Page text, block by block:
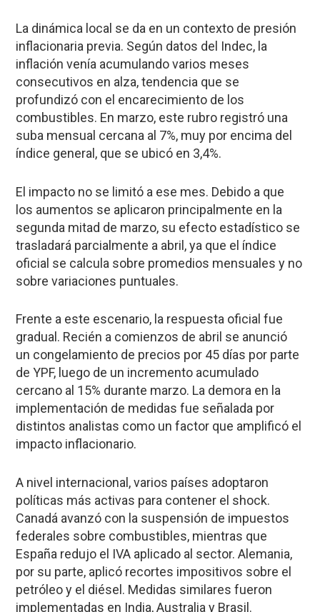
La dinámica local se da en un contexto de presión
inflacionaria previa. Según datos del Indec, la
inflación venía acumulando varios meses
consecutivos en alza, tendencia que se
profundizó con el encarecimiento de los
combustibles. En marzo, este rubro registró una
suba mensual cercana al 7%, muy por encima del
índice general, que se ubicó en 3,4%.
El impacto no se limitó a ese mes. Debido a que
los aumentos se aplicaron principalmente en la
segunda mitad de marzo, su efecto estadístico se
trasladará parcialmente a abril, ya que el índice
oficial se calcula sobre promedios mensuales y no
sobre variaciones puntuales.
Frente a este escenario, la respuesta oficial fue
gradual. Recién a comienzos de abril se anunció
un congelamiento de precios por 45 días por parte
de YPF, luego de un incremento acumulado
cercano al 15% durante marzo. La demora en la
implementación de medidas fue señalada por
distintos analistas como un factor que amplificó el
impacto inflacionario.
A nivel internacional, varios países adoptaron
políticas más activas para contener el shock.
Canadá avanzó con la suspensión de impuestos
federales sobre combustibles, mientras que
España redujo el IVA aplicado al sector. Alemania,
por su parte, aplicó recortes impositivos sobre el
petróleo y el diésel. Medidas similares fueron
implementadas en India, Australia y Brasil.